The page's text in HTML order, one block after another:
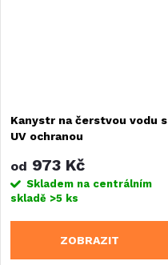
Kanystr na čerstvou vodu s
UV ochranou
od 973 Kč
Skladem na centrálním
skladě >5 ks
ZOBRAZIT